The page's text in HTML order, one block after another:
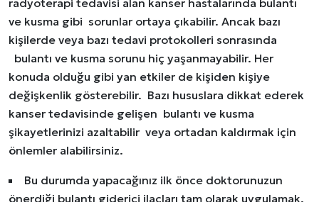
ve kusma gibi sorunlar ortaya çıkabilir. Ancak bazı
kişilerde veya bazı tedavi protokolleri sonrasında
bulantı ve kusma sorunu hiç yaşanmayabilir. Her
konuda olduğu gibi yan etkiler de kişiden kişiye
değişkenlik gösterebilir. Bazı hususlara dikkat ederek
kanser tedavisinde gelişen bulantı ve kusma
şikayetlerinizi azaltabilir veya ortadan kaldırmak için
önlemler alabilirsiniz.
Bu durumda yapacağınız ilk önce doktorunuzun
önerdiği bulantı giderici ilaçları tam olarak uygulamak.